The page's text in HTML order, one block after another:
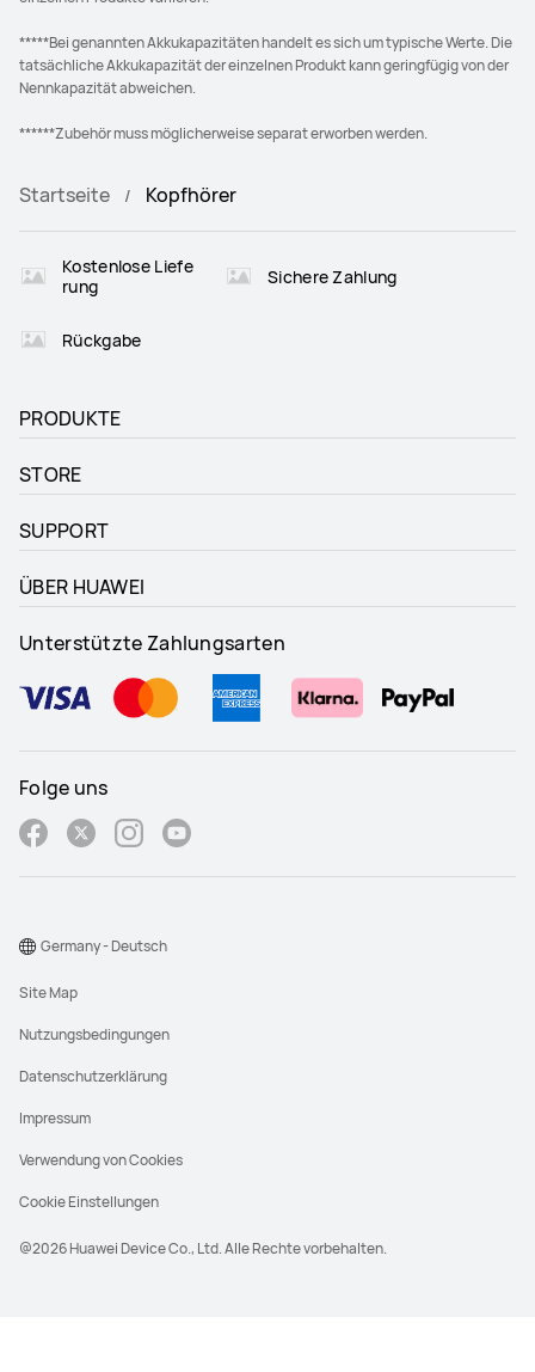
*****Bei genannten Akkukapazitäten handelt es sich um typische Werte. Die
tatsächliche Akkukapazität der einzelnen Produkt kann geringfügig von der
Nennkapazität abweichen.
******Zubehör muss möglicherweise separat erworben werden.
Startseite Kopfhörer
Kostenlose Liefe
rung
Sichere Zahlung
Rückgabe
PRODUKTE
STORE
SUPPORT
ÜBER HUAWEI
Unterstützte Zahlungsarten
Folge uns
@2026 Huawei Device Co., Ltd. Alle Rechte vorbehalten.
Site Map
Nutzungsbedingungen
Datenschutzerklärung
Impressum
Verwendung von Cookies
Cookie Einstellungen
Germany - Deutsch